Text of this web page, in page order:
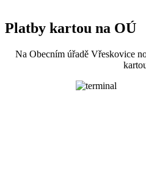
Platby kartou na OÚ
Na Obecním úřadě Vřeskovice